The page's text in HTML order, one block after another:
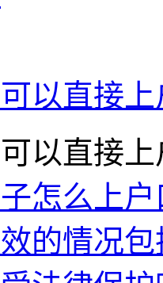
以直接
以直接上
怎么上户
的情况包